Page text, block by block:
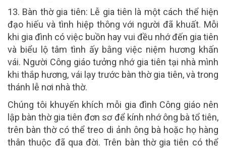
13. Bàn thờ gia tiên: Lễ gia tiên là một cách thể hiện
đạo hiếu và tình hiệp thông với người đã khuất. Mỗi
khi gia đình có việc buồn hay vui đều nhớ đến gia tiên
và biểu lộ tâm tình ấy bằng việc niệm hương khấn
vái. Người Công giáo tưởng nhớ gia tiên tại nhà mình
khi thắp hương, vái lạy trước bàn thờ gia tiên, và trong
thánh lễ nơi nhà thờ.
Chúng tôi khuyến khích mỗi gia đình Công giáo nên
lập bàn thờ gia tiên đơn sơ để kính nhớ ông bà tổ tiên,
trên bàn thờ có thể treo di ảnh ông bà hoặc họ hàng
thân thuộc đã qua đời. Trên bàn thờ gia tiên có thể